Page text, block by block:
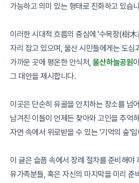
가능하고 의미 있는 형태로 진화하고 있습
이러한 시대적 흐름의 중심에 '수목장(樹木
자리 잡고 있으며, 울산 시민들에게는 도심
가까운 곳에 평온한 안식처,울산하늘공원이
그 대안을 제시합니다.
이곳은 단순히 유골을 안치하는 장소를 넘
남겨진 이들이 언제든 찾아와 고인을 추억
자연 속에서 위로받을 수 있는 '기억의 숲'
이 글은 슬픔 속에서 장례 절차를 준비해야
유가족분들, 혹은 자신의 마지막을 미리 준